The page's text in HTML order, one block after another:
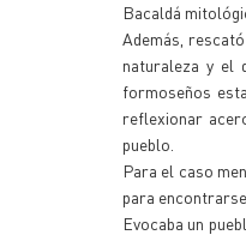
Bacaldá
Además,
naturaleza y el
formoseños
reflexionar
pueblo.
Para el caso
para
Evocaba un